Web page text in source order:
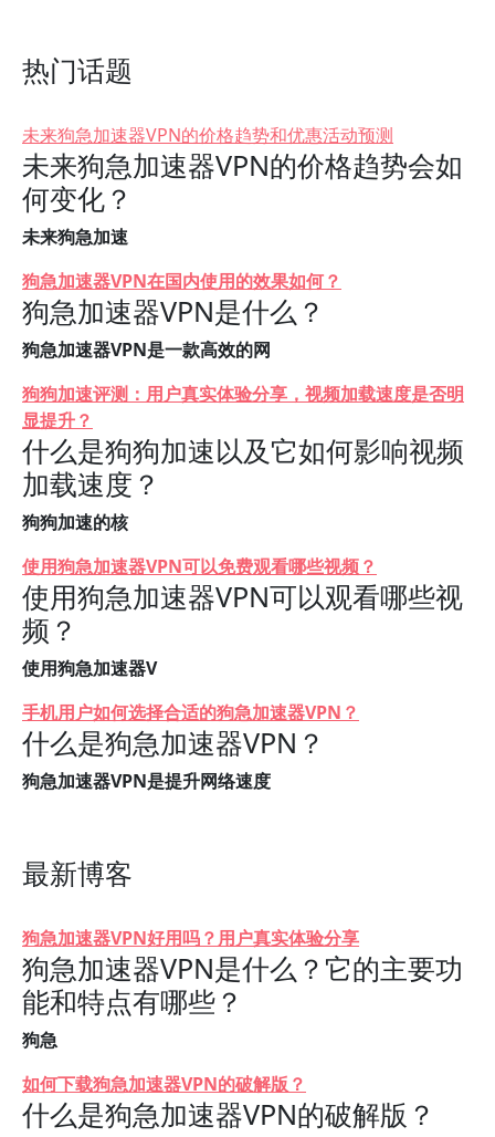
热门话题
未来狗急加速器VPN的价格趋势和优惠活动预测
未来狗急加速器VPN的价格趋势会如
何变化？
未来狗急加速
狗急加速器VPN在国内使用的效果如何？
狗急加速器VPN是什么？
狗急加速器VPN是一款高效的网
狗狗加速评测：用户真实体验分享，视频加载速度是否明
显提升？
什么是狗狗加速以及它如何影响视频
加载速度？
狗狗加速的核
使用狗急加速器VPN可以免费观看哪些视频？
使用狗急加速器VPN可以观看哪些视
频？
使用狗急加速器V
手机用户如何选择合适的狗急加速器VPN？
什么是狗急加速器VPN？
狗急加速器VPN是提升网络速度
最新博客
狗急加速器VPN好用吗？用户真实体验分享
狗急加速器VPN是什么？它的主要功
能和特点有哪些？
狗急
如何下载狗急加速器VPN的破解版？
什么是狗急加速器VPN的破解版？